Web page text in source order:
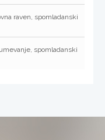
raven, spomladanski
spomladanski